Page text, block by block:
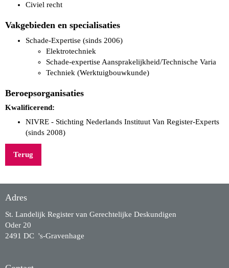
Civiel recht
Vakgebieden en specialisaties
Schade-Expertise (sinds 2006)
Elektrotechniek
Schade-expertise Aansprakelijkheid/Technische Varia
Techniek (Werktuigbouwkunde)
Beroepsorganisaties
Kwalificerend:
NIVRE - Stichting Nederlands Instituut Van Register-Experts
(sinds 2008)
Terug
Adres
St. Landelijk Register van Gerechtelijke Deskundigen
Oder 20
2491 DC 's-Gravenhage